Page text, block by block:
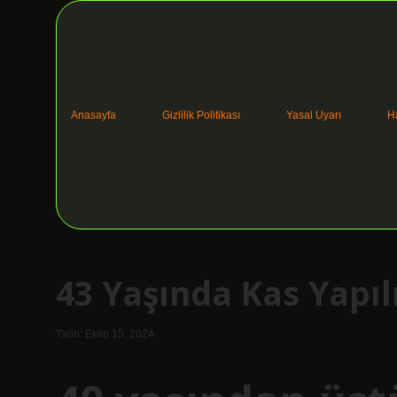
Anasayfa Gizlilik Politikası Yasal Uyarı
43 Yaşında Kas
Tarih: Ekim 15, 2024